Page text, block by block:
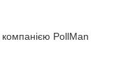
компанією PollMan